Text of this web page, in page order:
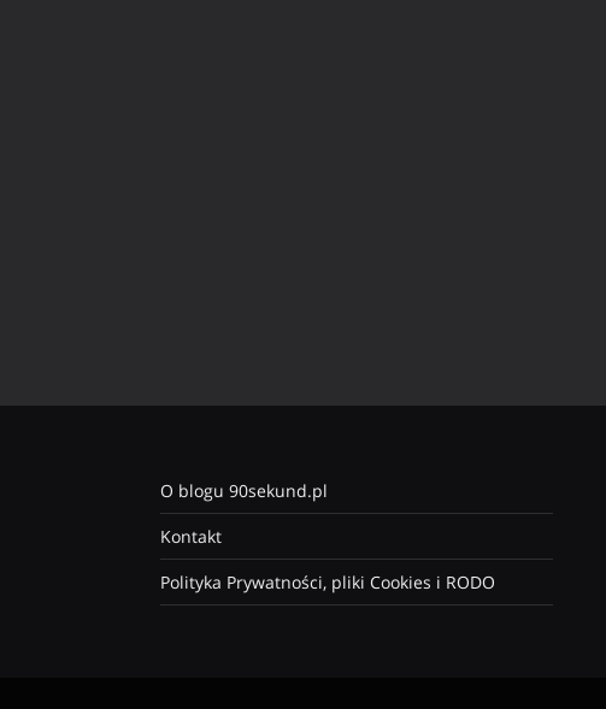
O blogu 90sekund.pl
Kontakt
Polityka Prywatności, pliki Cookies i RODO